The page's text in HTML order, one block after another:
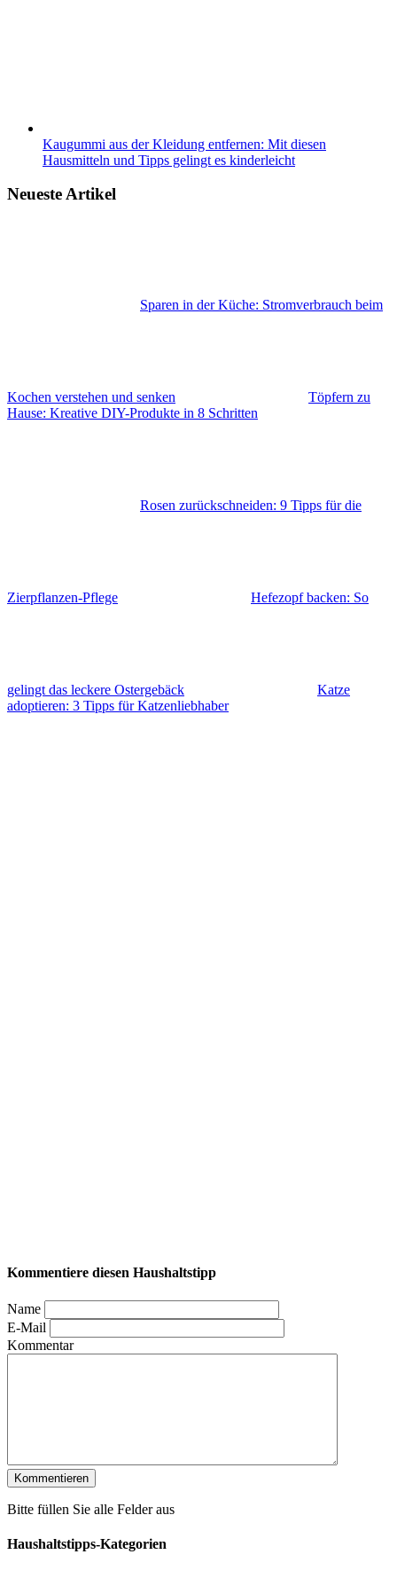
Kaugummi aus der Kleidung entfernen: Mit diesen
Hausmitteln und Tipps gelingt es kinderleicht
Neueste Artikel
Sparen in der Küche: Stromverbrauch beim
Kochen verstehen und senken
Töpfern zu
Hause: Kreative DIY-Produkte in 8 Schritten
Rosen zurückschneiden: 9 Tipps für die
Zierpflanzen-Pflege Hefezopf backen: So
gelingt das leckere Ostergebäck
Katze
adoptieren: 3 Tipps für Katzenliebhaber
Kommentiere diesen Haushaltstipp
Name
E-Mail
Kommentar
Bitte füllen Sie alle Felder aus
Haushaltstipps-Kategorien